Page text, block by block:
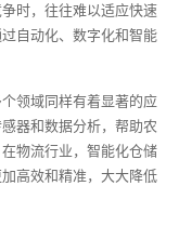
时，往往难以适应快速
自动化、数字化和智能
领域同样有着显著的应
器和数据分析，帮助农
物流行业，智能化仓储
高效和精准，大大降低